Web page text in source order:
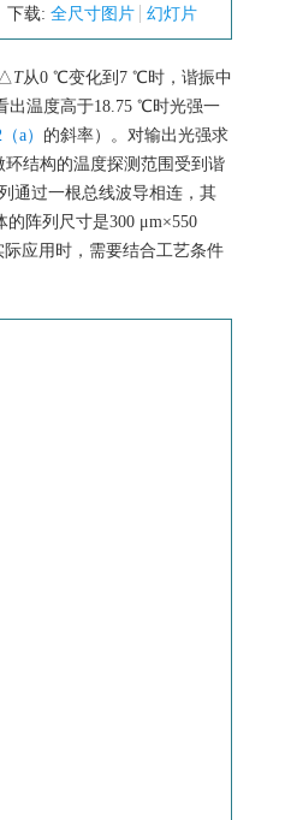
下载: 全尺寸图片 幻灯片
T从0 ℃变化到7 ℃时，谐振中
出温度高于18.75 ℃时光强一
a） 的斜率）。对输出光强求
结构的温度探测范围受到谐
通过一根总线波导相连，其
阵列尺寸是300 μm×550
应用时，需要结合工艺条件